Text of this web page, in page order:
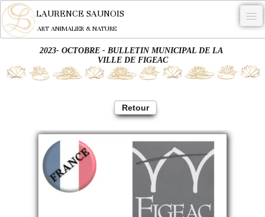
LAURENCE SAUNOIS
ART ANIMALIER & NATURE
NYMPHEUS LUMINANSIS.
COMMANDE
L'ARTISTE.
2023- OCTOBRE - BULLETIN MUNICIPAL DE LA
VILLE DE FIGEAC
Retour